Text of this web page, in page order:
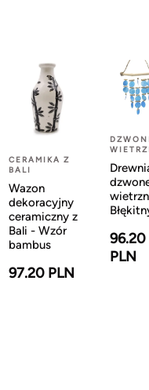
CERAMIKA Z
BALI
Wazon
dekoracyjny
ceramiczny z
Bali - Wzór
bambus
97.20 PLN
96.20
PLN